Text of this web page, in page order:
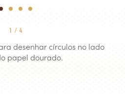
1 2 3 4
1 / 4
desenhar círculos no lado
papel dourado.